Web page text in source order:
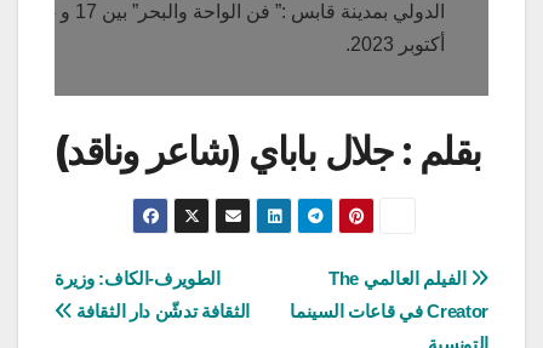
الدولي بمدينة قابس :” فن الواحة والبحر” بين 17 و 24
أكتوبر 2023.
بقلم : جلال باباي (شاعر وناقد)
تصفّح
المقالات
الطويرف-الكاف: وزيرة
الثقافة تدشّن دار الثقافة
الفيلم العالمي The
Creator في قاعات السينما
التونسية